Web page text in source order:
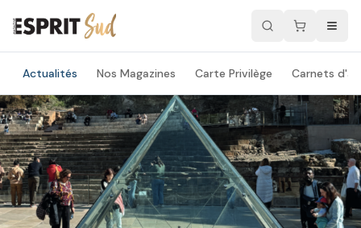
Actualités Nos Magazines Carte Privilège Carnets